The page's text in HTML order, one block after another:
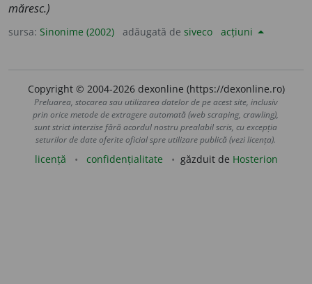
măresc.)
sursa: Sinonime (2002) adăugată de siveco acțiuni
Copyright © 2004-2026 dexonline (https://dexonline.ro)
Preluarea, stocarea sau utilizarea datelor de pe acest site, inclusiv
prin orice metode de extragere automată (web scraping, crawling),
sunt strict interzise fără acordul nostru prealabil scris, cu excepția
seturilor de date oferite oficial spre utilizare publică (vezi licența).
licență confidențialitate găzduit de Hosterion